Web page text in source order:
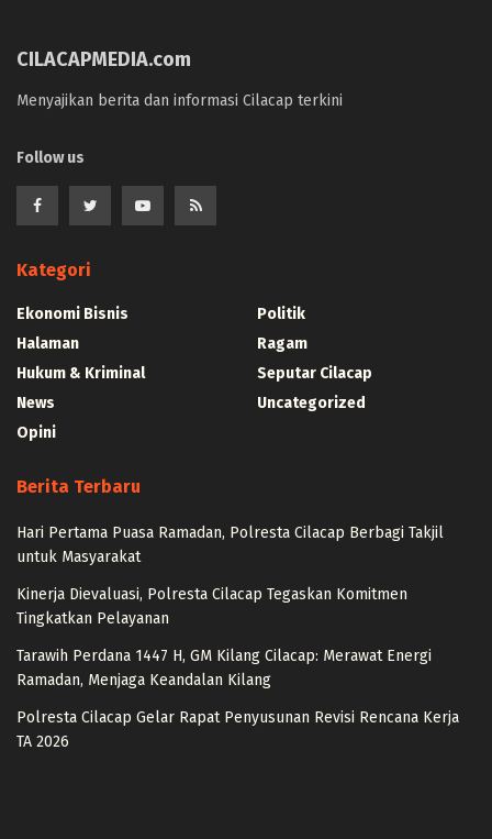
CILACAPMEDIA.com
Menyajikan berita dan informasi Cilacap terkini
Follow us
Kategori
Ekonomi Bisnis
Halaman
Hukum & Kriminal
News
Opini
Politik
Ragam
Seputar Cilacap
Uncategorized
Berita Terbaru
Hari Pertama Puasa Ramadan, Polresta Cilacap Berbagi Takjil
untuk Masyarakat
Kinerja Dievaluasi, Polresta Cilacap Tegaskan Komitmen
Tingkatkan Pelayanan
Tarawih Perdana 1447 H, GM Kilang Cilacap: Merawat Energi
Ramadan, Menjaga Keandalan Kilang
Polresta Cilacap Gelar Rapat Penyusunan Revisi Rencana Kerja
TA 2026